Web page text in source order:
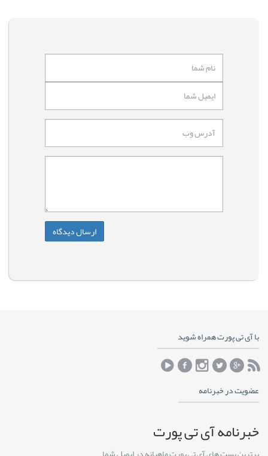
با آی تی پورت همراه شوید
عضویت در خبرنامه
خبرنامه آی تی پورت